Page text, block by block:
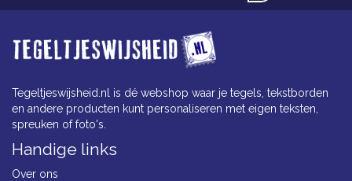
Tegeltjeswijsheid.nl is dé webshop waar je tegels, tekstborden
en andere producten kunt personaliseren met eigen teksten,
spreuken of foto's.
Handige links
Over ons